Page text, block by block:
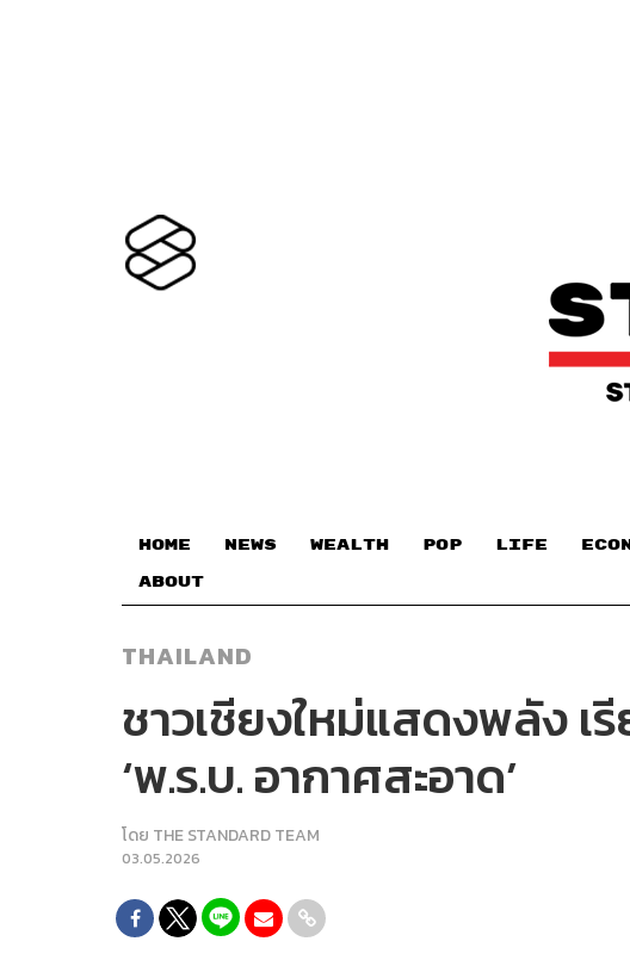
HOME NEWS WEALTH POP LIFE
ABOUT
THAILAND
ชาวเชียงใหม่แสดงพลัง
‘พ.ร.บ. อากาศสะอาด’
โดย THE STANDARD TEAM
03.05.2026